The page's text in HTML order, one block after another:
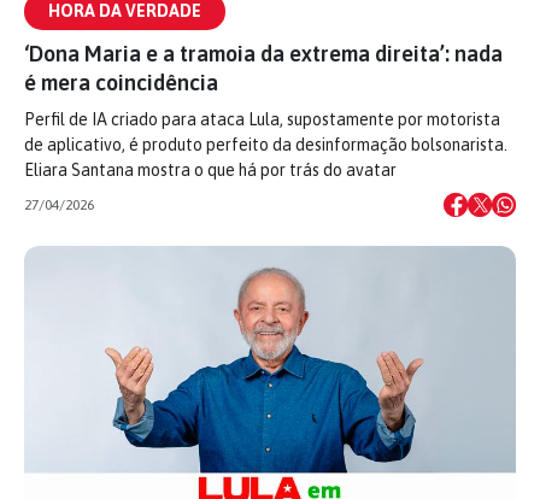
HORA DA VERDADE
‘Dona Maria e a tramoia da extrema direita’: nada
é mera coincidência
Perfil de IA criado para ataca Lula, supostamente por motorista
de aplicativo, é produto perfeito da desinformação bolsonarista.
Eliara Santana mostra o que há por trás do avatar
27/04/2026